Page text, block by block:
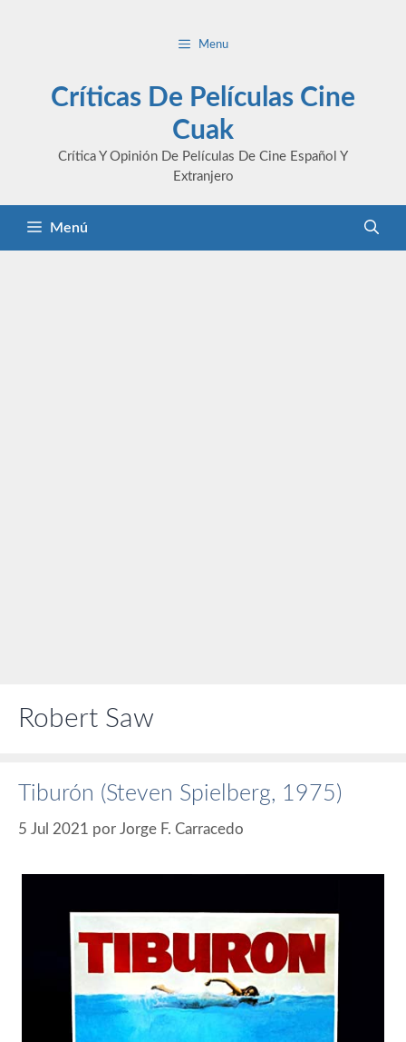
Menu
Críticas De Películas Cine
Cuak
Crítica Y Opinión De Películas De Cine Español Y
Extranjero
Menú
Robert Saw
Tiburón (Steven Spielberg, 1975)
5 Jul 2021 por Jorge F. Carracedo